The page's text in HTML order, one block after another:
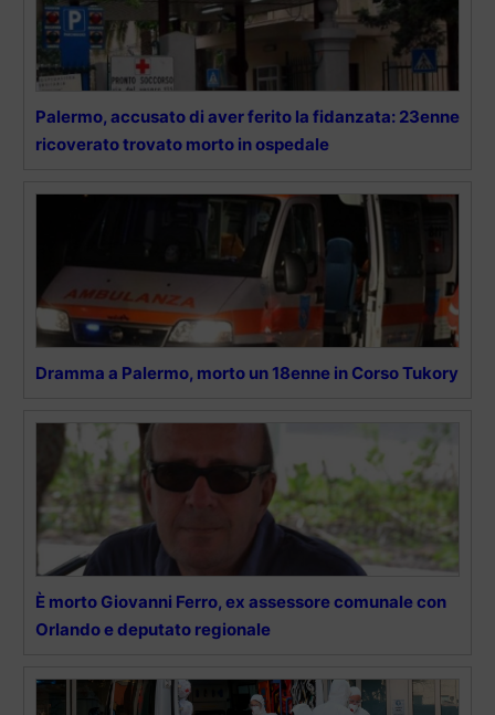
Palermo, accusato di aver ferito la fidanzata: 23enne
ricoverato trovato morto in ospedale
Dramma a Palermo, morto un 18enne in Corso Tukory
È morto Giovanni Ferro, ex assessore comunale con
Orlando e deputato regionale